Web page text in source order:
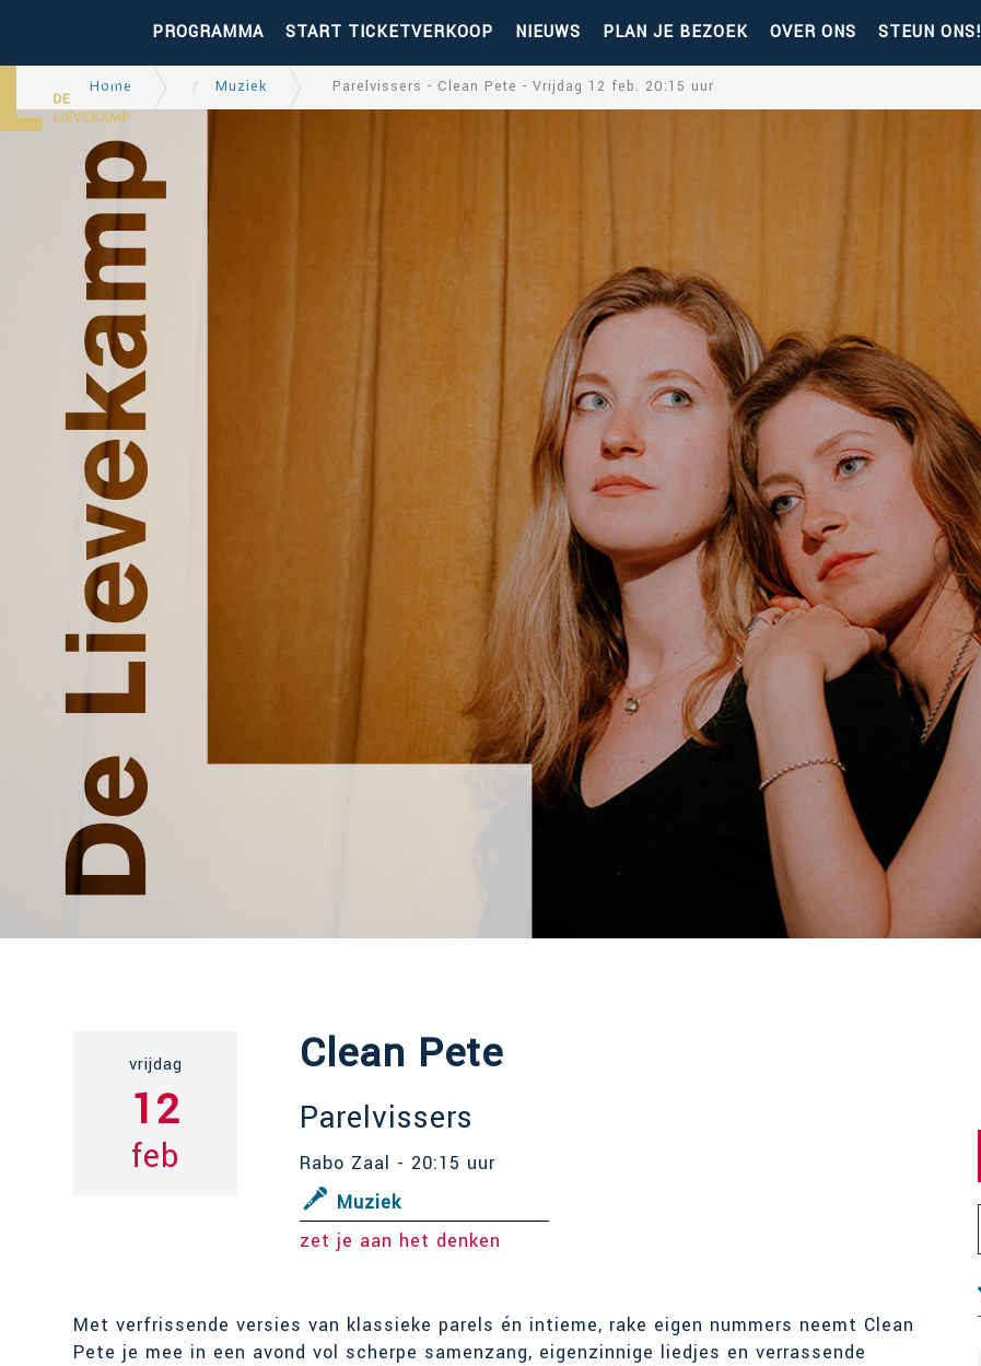
STEUN ONS!
OVER ONS
PLAN JE BEZOEK
NIEUWS
START TICKETVERKOOP
PROGRAMMA
Home Muziek Parelvissers - Clean Pete - Vrijdag 12 feb. 20:15 uur
vrijdag
12
feb
Clean Pete
Parelvissers
Rabo Zaal - 20:15 uur
Muziek
zet je aan het denken
Met verfrissende versies van klassieke parels én intieme, rake eigen nummers neemt Clean
Pete je mee in een avond vol scherpe samenzang, eigenzinnige liedjes en verrassende